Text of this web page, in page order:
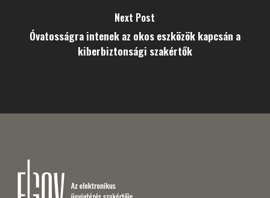
Next Post
Óvatosságra intenek az okos eszközök kapcsán a
kiberbiztonsági szakértők